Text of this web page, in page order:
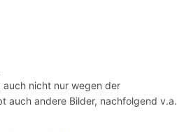
auch nicht nur wegen der
auch andere Bilder, nachfolgend v.a.